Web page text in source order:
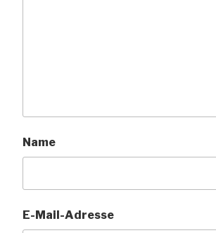
Name
E-Mail-Adresse